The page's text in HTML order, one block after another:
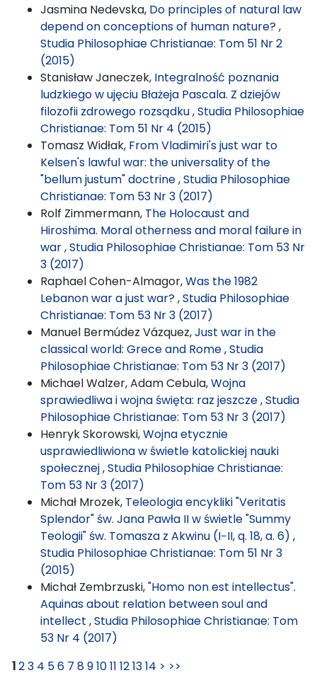
Jasmina Nedevska, Do principles of natural law
depend on conceptions of human nature?,
Studia Philosophiae Christianae: Tom 51 Nr 2
(2015)
Stanisław Janeczek, Integralność poznania
ludzkiego w ujęciu Błażeja Pascala. Z dziejów
filozofii zdrowego rozsądku,Studia Philosophiae
Christianae: Tom 51 Nr 4 (2015)
Tomasz Widłak, From Vladimiri's just war to
Kelsen's lawful war: the universality of the
"bellum justum" doctrine,Studia Philosophiae
Christianae: Tom 53 Nr 3 (2017)
Rolf Zimmermann, The Holocaust and
Hiroshima. Moral otherness and moral failure in
war,Studia Philosophiae Christianae: Tom 53 Nr
3 (2017)
Raphael Cohen-Almagor,Was the 1982
Lebanon war a just war?,Studia Philosophiae
Christianae: Tom 53 Nr 3 (2017)
Manuel Bermúdez Vázquez,Just war in the
classical world: Grece and Rome,Studia
Philosophiae Christianae: Tom 53 Nr 3 (2017)
Michael Walzer, Adam Cebula,Wojna
sprawiedliwa i wojna święta: raz jeszcze,Studia
Philosophiae Christianae: Tom 53 Nr 3 (2017)
Henryk Skorowski,Wojna etycznie
usprawiedliwiona w świetle katolickiej nauki
społecznej,Studia Philosophiae Christianae:
Tom 53 Nr 3 (2017)
Michał Mrozek, Teleologia encykliki "Veritatis
Splendor" św. Jana Pawła II w świetle "Summy
Teologii" św. Tomasza z Akwinu (I−II, q. 18, a. 6) ,
Studia Philosophiae Christianae: Tom 51 Nr 3
(2015)
Michał Zembrzuski,"Homo non est intellectus".
Aquinas about relation between soul and
intellect ,Studia Philosophiae Christianae: Tom
53 Nr 4 (2017)
123 4 56 7 891011 121314 > >>